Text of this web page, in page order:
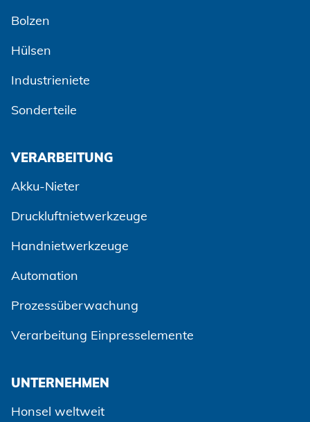
Bolzen
Hülsen
Industrieniete
Sonderteile
VERARBEITUNG
Akku-Nieter
Druckluftnietwerkzeuge
Handnietwerkzeuge
Automation
Prozessüberwachung
Verarbeitung Einpresselemente
UNTERNEHMEN
Honsel weltweit